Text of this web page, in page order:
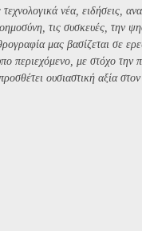
νέα, ειδήσεις,
τις συσκευές, την
μας βασίζεται σε
περιεχόμενο, με στόχο την
ουσιαστική αξία στον